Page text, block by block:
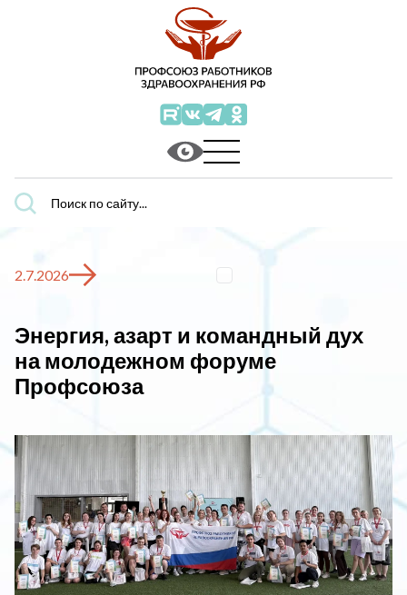
Поиск
по
2.7.2026
Энергия, азарт и командный дух
на молодежном форуме
Профсоюза